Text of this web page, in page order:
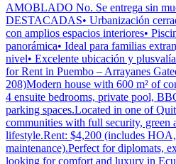
AMOBLADO No. Se entrega sin
DESTACADAS• Urbanización
con amplios espacios interiores•
panorámica• Ideal para familias
nivel• Excelente ubicación y
for Rent in Puembo – Arrayanes
208)Modern house with 600 m² of
4 ensuite bedrooms, private pool,
parking spaces.Located in one of
communities with full security, green
lifestyle.Rent: $4,200 (includes
maintenance).Perfect for diplomats,
looking for comfort and luxury in